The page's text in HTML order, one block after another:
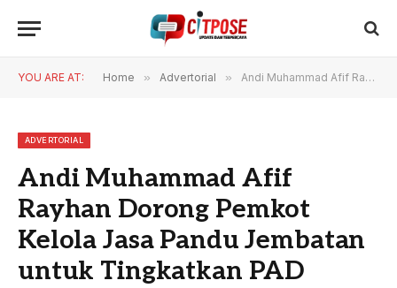
YOU ARE AT: Home » Advertorial » Andi Muhammad Afif Rayhan Dorong Pemkot Kelola Jasa Pandu Jembatan untuk Tingkatkan PAD
ADVERTORIAL
Andi Muhammad Afif
Rayhan Dorong Pemkot
Kelola Jasa Pandu Jembatan
untuk Tingkatkan PAD